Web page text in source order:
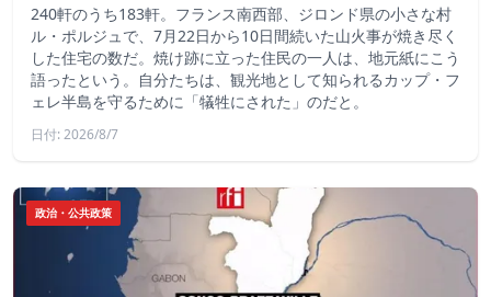
240軒のうち183軒。フランス南西部、ジロンド県の小さな村
ル・ポルジュで、7月22日から10日間続いた山火事が焼き尽く
した住宅の数だ。焼け跡に立った住民の一人は、地元紙にこう
語ったという。自分たちは、観光地として知られるカップ・フ
ェレ半島を守るために「犠牲にされた」のだと。
日付: 2026/8/7
政治・公共政策